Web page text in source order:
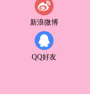
新浪微博
QQ好友